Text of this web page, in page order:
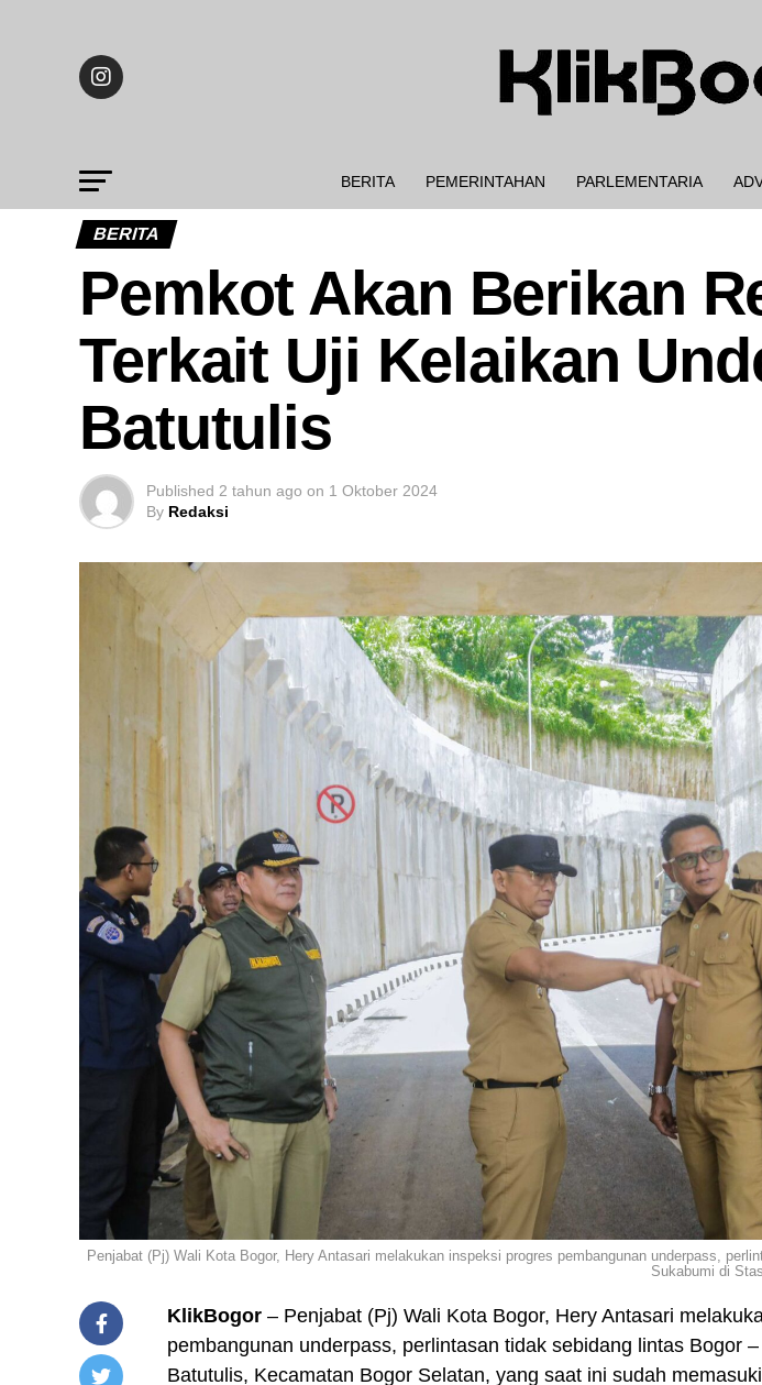
BERITA PEMERINTAHAN PARLEMENTARIA
BERITA
Pemkot Akan Berikan
Terkait Uji Kelaikan
Batutulis
Published 2 tahun ago on 1 Oktober 2024
By Redaksi
Penjabat (Pj) Wali Kota Bogor, Hery Antasari melakukan inspeksi progres pembangunan underpass,
Sukabumi di
KlikBogor – Penjabat (Pj) Wali Kota Bogor, Hery Antasari
pembangunan underpass, perlintasan tidak sebidang lintas Bogor
Batutulis, Kecamatan Bogor Selatan, yang saat ini sudah